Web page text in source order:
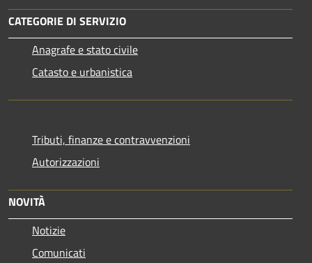
CATEGORIE DI SERVIZIO
Anagrafe e stato civile
Catasto e urbanistica
Tributi, finanze e contravvenzioni
Autorizzazioni
NOVITÀ
Notizie
Comunicati